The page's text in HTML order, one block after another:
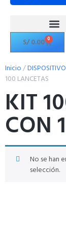
S/0.00 0
Inicio/
100 LANCETAS
KIT
CON
No se han
selección.